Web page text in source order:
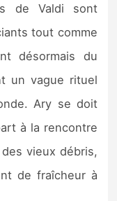
de Valdi sont
tout comme
désormais du
un vague rituel
Ary se doit
à la rencontre
vieux débris,
de fraîcheur à